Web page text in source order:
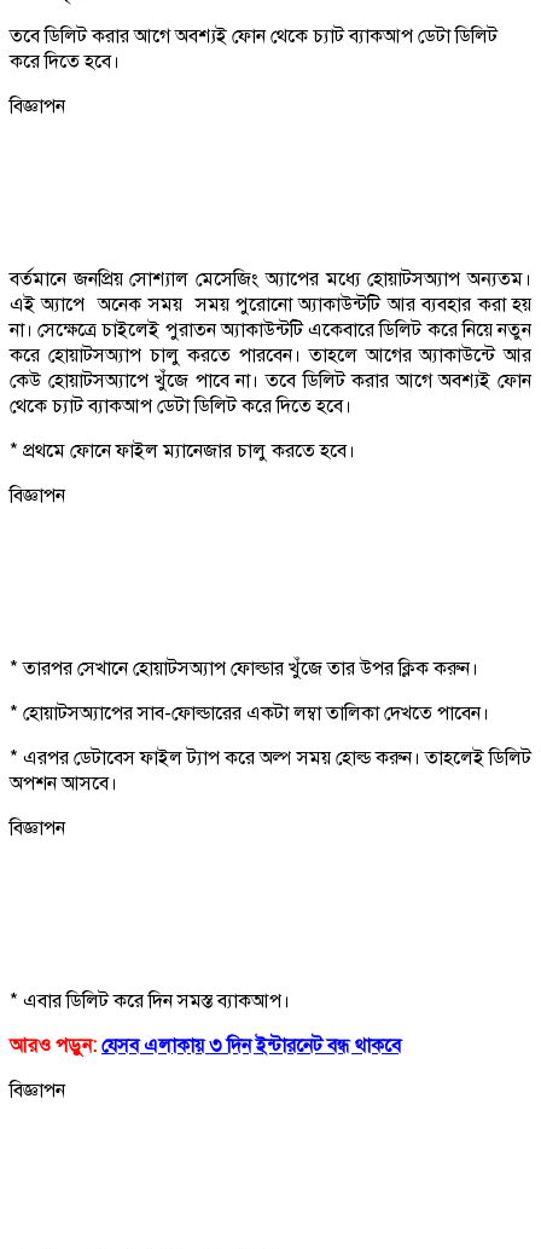
তবে ডিলিট করার আগে অবশ্যই ফোন থেকে চ্যাট ব্যাকআপ ডেটা ডিলিট
করে দিতে হবে।
বিজ্ঞাপন
বর্তমানে জনপ্রিয় সোশ্যাল মেসেজিং অ্যাপের মধ্যে হোয়াটসঅ্যাপ অন্যতম।
এই অ্যাপে অনেক সময় সময় পুরোনো অ্যাকাউন্টটি আর ব্যবহার করা হয়
না। সেক্ষেত্রে চাইলেই পুরাতন অ্যাকাউন্টটি একেবারে ডিলিট করে নিয়ে নতুন
করে হোয়াটসঅ্যাপ চালু করতে পারবেন। তাহলে আগের অ্যাকাউন্টে আর
কেউ হোয়াটসঅ্যাপে খুঁজে পাবে না। তবে ডিলিট করার আগে অবশ্যই ফোন
থেকে চ্যাট ব্যাকআপ ডেটা ডিলিট করে দিতে হবে।
* প্রথমে ফোনে ফাইল ম্যানেজার চালু করতে হবে।
বিজ্ঞাপন
* তারপর সেখানে হোয়াটসঅ্যাপ ফোল্ডার খুঁজে তার উপর ক্লিক করুন।
* হোয়াটসঅ্যাপের সাব-ফোল্ডারের একটা লম্বা তালিকা দেখতে পাবেন।
* এরপর ডেটাবেস ফাইল ট্যাপ করে অল্প সময় হোল্ড করুন। তাহলেই ডিলিট
অপশন আসবে।
বিজ্ঞাপন
* এবার ডিলিট করে দিন সমস্ত ব্যাকআপ।
আরও পড়ুন: যেসব এলাকায় ৩ দিন ইন্টারনেট বন্ধ থাকবে
বিজ্ঞাপন